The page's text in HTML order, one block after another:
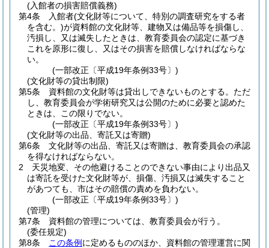
(入館者の損害賠償義務)
第4条
入館者(文化財等について、特別の調査研究をする者
を含む。)が資料館の文化財等、建物又は備品等を損傷し、
汚損し、又は滅失したときは、教育委員会の認定に基づき
これを原形に復し、又はその損害を賠償しなければならな
い。
(一部改正〔平成19年条例33号〕)
(文化財等の貸出制限)
第5条
資料館の文化財等は貸出しできないものとする。 ただ
し、教育委員会が学術研究又は公開のために必要と認めた
ときは、この限りでない。
(一部改正〔平成19年条例33号〕)
(文化財等の出品、寄託又は寄贈)
第6条
文化財等の出品、寄託又は寄贈は、教育委員会の承認
を得なければならない。
2
天災地変、その他避けることのできない事由により出品又
は寄託を受けた文化財等が、損傷、汚損又は滅失すること
があつても、市はその賠償の責めを負わない。
(一部改正〔平成19年条例33号〕)
(管理)
第7条
資料館の管理については、教育委員会が行う。
(委任規定)
第8条
この条例 に定めるもののほか、資料館の管理運営に関